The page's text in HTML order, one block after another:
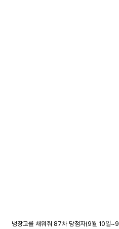
냉장고를 채워줘 87차 당첨자(9월 10일